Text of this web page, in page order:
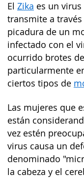
El Zika es un virus
transmite a través
picadura de un
infectado con el
ocurrido brotes
particularmente
ciertos tipos de
Las mujeres que
están
vez estén
virus causa un
denominado
la cabeza y el